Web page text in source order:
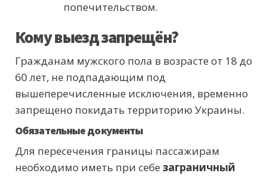
попечительством.
Кому выезд запрещён?
Гражданам мужского пола в возрасте от 18 до
60 лет, не подпадающим под
вышеперечисленные исключения, временно
запрещено покидать территорию Украины.
Обязательные документы
Для пересечения границы пассажирам
необходимо иметь при себе заграничный